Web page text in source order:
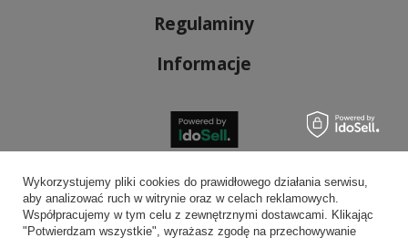
Regulaminy
Informacje
Bezpieczne płatności
Wykorzystujemy pliki cookies do prawidłowego działania serwisu,
aby analizować ruch w witrynie oraz w celach reklamowych.
Współpracujemy w tym celu z zewnętrznymi dostawcami. Klikając
"Potwierdzam wszystkie", wyrażasz zgodę na przechowywanie